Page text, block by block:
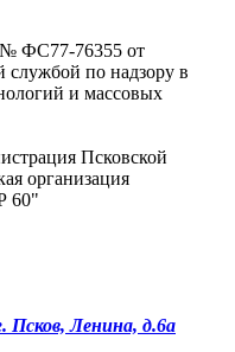
ФС77-76355 от
по надзору в
и массовых
Псковской
организация
60"
Псков, Ленина, д.6а